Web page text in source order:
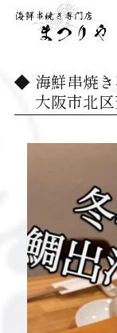
海鮮串焼
大阪市北